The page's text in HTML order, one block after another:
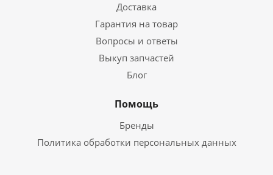
Доставка
Гарантия на товар
Вопросы и ответы
Выкуп запчастей
Блог
Помощь
Бренды
Политика обработки персональных данных